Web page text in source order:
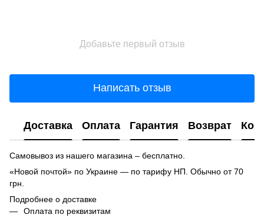
Добавьте первый отзыв
Написать отзыв
Доставка Оплата Гарантия Возврат
Самовывоз из нашего магазина – бесплатно.
«Новой почтой» по Украине — по тарифу НП. Обычно от 70
грн.
Подробнее о доставке
Оплата по реквизитам